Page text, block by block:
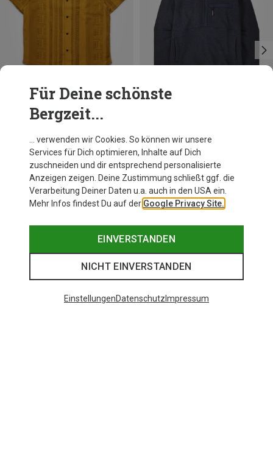
Du sparst 28%
Für Deine schönste
Bergzeit...
… verwenden wir Cookies. So können wir unsere
Services für Dich optimieren, Inhalte auf Dich
zuschneiden und dir entsprechend personalisierte
Anzeigen zeigen. Deine Zustimmung schließt ggf. die
Verarbeitung Deiner Daten u.a. auch in den USA ein.
Mehr Infos findest Du auf der Google Privacy Site.
EINVERSTANDEN
NICHT EINVERSTANDEN
EinstellungenDatenschutz Impressum